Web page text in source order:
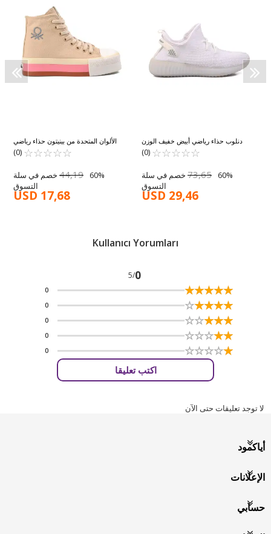
دنلوب حذاء رياضي أبيض خفيف الوزن
☆
☆
☆
☆
☆ ★
★
★
★
★
(0)
73,65 60% خصم في سلة
التسوق
USD 29,46
الألوان المتحدة من بينيتون حذاء رياضي
نسائي بيج Bn-30944 G
☆
☆
☆
☆
☆ ★
★
★
★
★
(0)
44,19 60% خصم في سلة
التسوق
USD 17,68
Kullanıcı Yorumları
0
/5
☆
☆
☆
☆
☆ ★
★
★
★
★
0
☆
☆
☆
☆
☆ ★
★
★
★
★
0
☆
☆
☆
☆
☆ ★
★
★
★
★
0
☆
☆
☆
☆
☆ ★
★
★
★
★
0
☆
☆
☆
☆
☆ ★
★
★
★
★
0
اكتب تعليقا
لا توجد تعليقات حتى الآن
أياكمود
الإعلانات
حسابي